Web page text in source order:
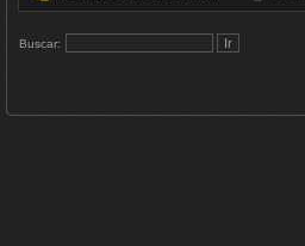
Buscar: